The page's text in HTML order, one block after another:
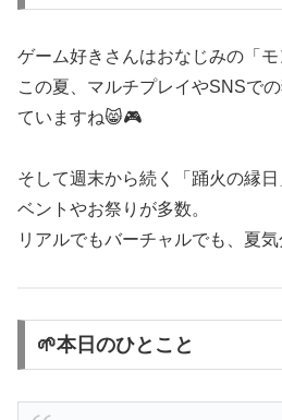
ゲーム好きさんはおなじみの「モ
この夏、マルチプレイやSNSで
ていますね😸🎮
そして週末から続く「踊火の縁
ベントやお祭りが多数。
リアルでもバーチャルでも、夏
🌱本日のひとこと